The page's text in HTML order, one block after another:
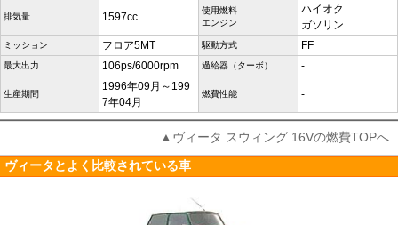
排気量 1597cc
使用燃料
エンジン
ハイオク
ガソリン
ミッション フロア5MT 駆動方式 FF
最大出力 106ps/6000rpm 過給器（ターボ） -
生産期間
1996年09月～199
7年04月
燃費性能 -
▲ヴィータ スウィング 16Vの燃費TOPへ
ヴィータとよく比較されている車